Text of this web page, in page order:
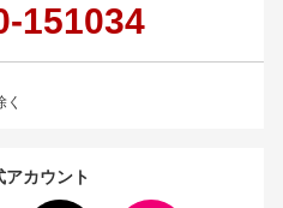
151034
く
アカウント